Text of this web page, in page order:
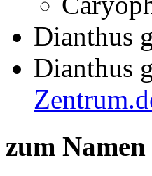
Dianthus
Dianthus
zum Namen